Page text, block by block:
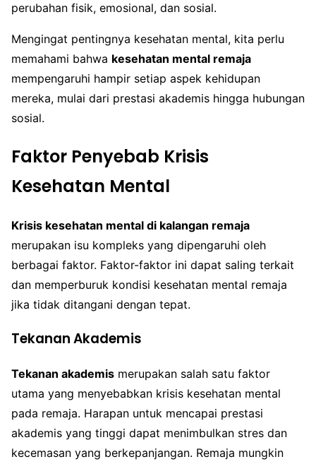
perubahan fisik, emosional, dan sosial.
Mengingat pentingnya kesehatan mental, kita perlu
memahami bahwa kesehatan mental remaja
mempengaruhi hampir setiap aspek kehidupan
mereka, mulai dari prestasi akademis hingga hubungan
sosial.
Faktor Penyebab Krisis
Kesehatan Mental
Krisis kesehatan mental di kalangan remaja
merupakan isu kompleks yang dipengaruhi oleh
berbagai faktor. Faktor-faktor ini dapat saling terkait
dan memperburuk kondisi kesehatan mental remaja
jika tidak ditangani dengan tepat.
Tekanan Akademis
Tekanan akademis merupakan salah satu faktor
utama yang menyebabkan krisis kesehatan mental
pada remaja. Harapan untuk mencapai prestasi
akademis yang tinggi dapat menimbulkan stres dan
kecemasan yang berkepanjangan. Remaja mungkin